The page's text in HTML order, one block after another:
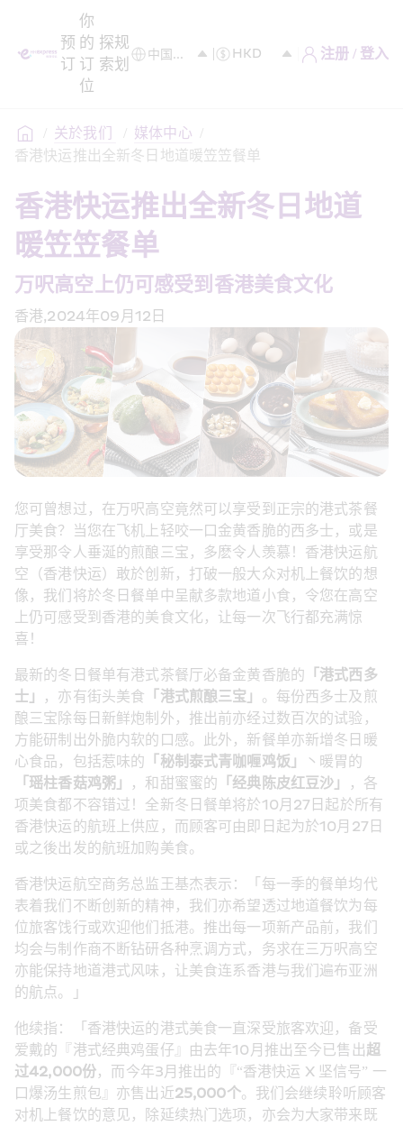
预
订
你
的
订
位
探
索
规
划
注册 / 登入
/ 关於我们 / 媒体中心 /
香港快运推出全新冬日地道暖笠笠餐单
香港快运推出全新冬日地道
暖笠笠餐单
万呎高空上仍可感受到香港美食文化
香港,2024年09月12日
您可曾想过，在万呎高空竟然可以享受到正宗的港式茶餐
厅美食？当您在飞机上轻咬一口金黄香脆的西多士，或是
享受那令人垂涎的煎酿三宝，多麽令人羡慕！香港快运航
空（香港快运）敢於创新，打破一般大众对机上餐饮的想
像，我们将於冬日餐单中呈献多款地道小食，令您在高空
上仍可感受到香港的美食文化，让每一次飞行都充满惊
喜！
最新的冬日餐单有港式茶餐厅必备金黄香脆的 「港式西多
士」
，亦有街头美食 「港式煎酿三宝」 。每份西多士及煎
酿三宝除每日新鲜炮制外，推出前亦经过数百次的试验，
方能研制出外脆内软的口感。此外，新餐单亦新增冬日暖
心食品，包括惹味的 「秘制泰式青咖喱鸡饭」
丶暖胃的
「瑶柱香菇鸡粥」 ，和甜蜜蜜的 「 经典 陈皮红豆沙」
，各
项美食都不容错过！全新冬日餐单将於10月27日起於所有
香港快运的航班上供应，而顾客可由即日起为於10月27日
或之後出发的航班加购美食。
香港快运航空商务总监王基杰表示：「每一季的餐单均代
表着我们不断创新的精神，我们亦希望透过地道餐饮为每
位旅客饯行或欢迎他们抵港。推出每一项新产品前，我们
均会与制作商不断钻研各种烹调方式，务求在三万呎高空
亦能保持地道港式风味，让美食连系香港与我们遍布亚洲
的航点。」
他续指：「香港快运的港式美食一直深受旅客欢迎，备受
爱戴的『港式经典鸡蛋仔』由去年10月推出至今已售出超
过42,000份，而今年3月推出的『“香港快运 X 坚信号” 一
口爆汤生煎包』亦售出近25,000个。我们会继续聆听顾客
对机上餐饮的意见，除延续热门选项，亦会为大家带来既